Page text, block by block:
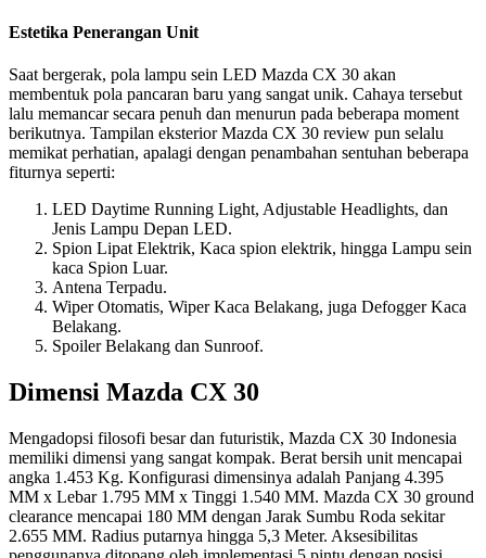
Estetika Penerangan Unit
Saat bergerak, pola lampu sein LED Mazda CX 30 akan
membentuk pola pancaran baru yang sangat unik. Cahaya tersebut
lalu memancar secara penuh dan menurun pada beberapa moment
berikutnya. Tampilan eksterior Mazda CX 30 review pun selalu
memikat perhatian, apalagi dengan penambahan sentuhan beberapa
fiturnya seperti:
LED Daytime Running Light, Adjustable Headlights, dan
Jenis Lampu Depan LED.
Spion Lipat Elektrik, Kaca spion elektrik, hingga Lampu sein
kaca Spion Luar.
Antena Terpadu.
Wiper Otomatis, Wiper Kaca Belakang, juga Defogger Kaca
Belakang.
Spoiler Belakang dan Sunroof.
Dimensi Mazda CX 30
Mengadopsi filosofi besar dan futuristik, Mazda CX 30 Indonesia
memiliki dimensi yang sangat kompak. Berat bersih unit mencapai
angka 1.453 Kg. Konfigurasi dimensinya adalah Panjang 4.395
MM x Lebar 1.795 MM x Tinggi 1.540 MM. Mazda CX 30 ground
clearance mencapai 180 MM dengan Jarak Sumbu Roda sekitar
2.655 MM. Radius putarnya hingga 5,3 Meter. Aksesibilitas